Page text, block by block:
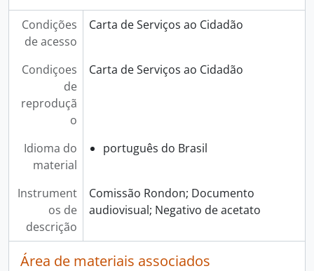
Condições
de acesso
Carta de Serviços ao Cidadão
Condiçoes
de
reproduçã
o
Carta de Serviços ao Cidadão
Idioma do
material
português do Brasil
Instrument
os de
descrição
Comissão Rondon; Documento
audiovisual; Negativo de acetato
Área de materiais associados